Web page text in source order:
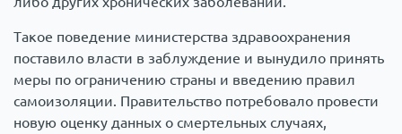
Такое поведение министерства здравоохранения
поставило власти в заблуждение и вынудило принять
меры по ограничению страны и введению правил
самоизоляции. Правительство потребовало провести
новую оценку данных о смертельных случаях,